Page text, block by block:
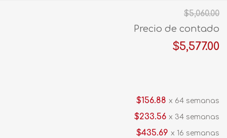
$5,060.00
Precio de contado
$5,577.00
$156.88 x 64 semanas
$233.56 x 34 semanas
$435.69 x 16 semanas